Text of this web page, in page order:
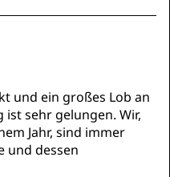
und ein großes Lob an
sehr gelungen. Wir,
Jahr, sind immer
und dessen